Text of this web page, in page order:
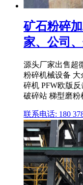
矿石粉碎
家、公司
源头厂家出售超
粉碎机械设备 大
碎机 PFW欧版
破碎站 梯型磨粉
联系电话: 180